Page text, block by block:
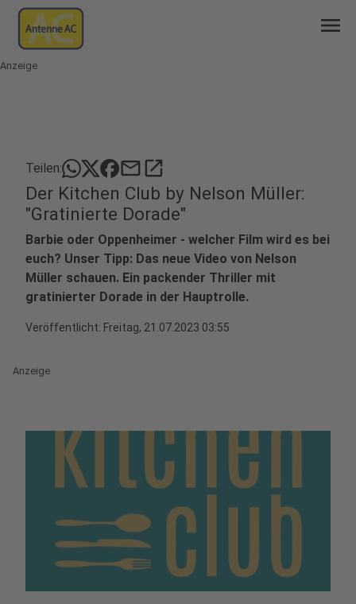
menu
Anzeige
Teilen: mailopen_in_new
Der Kitchen Club by Nelson Müller:
"Gratinierte Dorade"
Barbie oder Oppenheimer - welcher Film wird es bei
euch? Unser Tipp: Das neue Video von Nelson
Müller schauen. Ein packender Thriller mit
gratinierter Dorade in der Hauptrolle.
Veröffentlicht: Freitag, 21.07.2023 03:55
Anzeige